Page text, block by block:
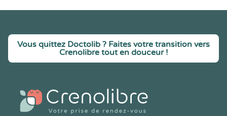
Vous quittez Doctolib ? Faites votre transition vers
Crenolibre tout en douceur !